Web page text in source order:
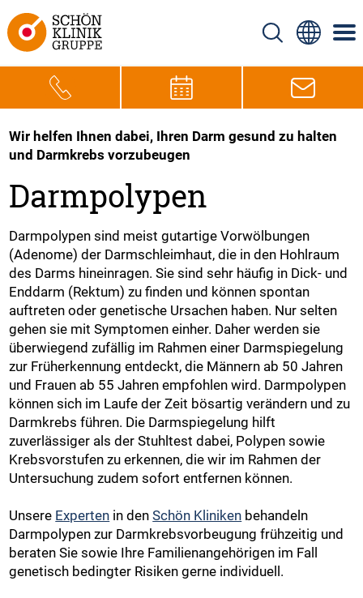
Wir helfen Ihnen dabei, Ihren Darm gesund zu halten
und Darmkrebs vorzubeugen
Darmpolypen
Darmpolypen sind meist gutartige Vorwölbungen
(Adenome) der Darmschleimhaut, die in den Hohlraum
des Darms hineinragen. Sie sind sehr häufig in Dick- und
Enddarm (Rektum) zu finden und können spontan
auftreten oder genetische Ursachen haben. Nur selten
gehen sie mit Symptomen einher. Daher werden sie
überwiegend zufällig im Rahmen einer Darmspiegelung
zur Früherkennung entdeckt, die Männern ab 50 Jahren
und Frauen ab 55 Jahren empfohlen wird. Darmpolypen
können sich im Laufe der Zeit bösartig verändern und zu
Darmkrebs führen. Die Darmspiegelung hilft
zuverlässiger als der Stuhltest dabei, Polypen sowie
Krebsvorstufen zu erkennen, die wir im Rahmen der
Untersuchung zudem sofort entfernen können.
Unsere Experten in denSchön Kliniken behandeln
Darmpolypen zur Darmkrebsvorbeugung frühzeitig und
beraten Sie sowie Ihre Familienangehörigen im Fall
genetisch bedingter Risiken gerne individuell.